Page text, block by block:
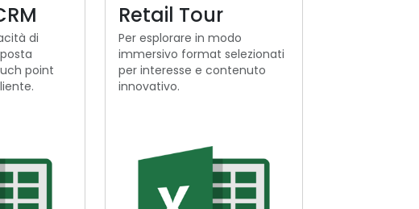
di
point
Retail Tour
Per esplorare in modo
immersivo format selezionati
per interesse e contenuto
innovativo.